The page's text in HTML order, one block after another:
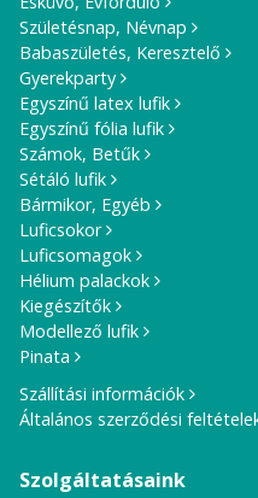
Születésnap, Névnap
Babaszületés, Keresztelő
Gyerekparty
Egyszínű latex lufik
Egyszínű fólia lufik
Számok, Betűk
Sétáló lufik
Bármikor, Egyéb
Luficsokor
Luficsomagok
Hélium palackok
Kiegészítők
Modellező lufik
Pinata
Szállítási információk
Általános szerződési
Szolgáltatásaink